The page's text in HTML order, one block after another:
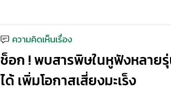
ความคิดเห็นเรื่อง
ช็อก ! พบสารพิษในหูฟังหลาย
ได้ เพิ่มโอกาสเสี่ยงมะเร็ง